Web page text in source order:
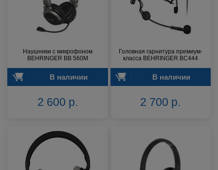
Наушники с микрофоном
BEHRINGER BB 560M
В наличии
2 600 р.
Головная гарнитура премиум-
класса BEHRINGER BC444
В наличии
2 700 р.